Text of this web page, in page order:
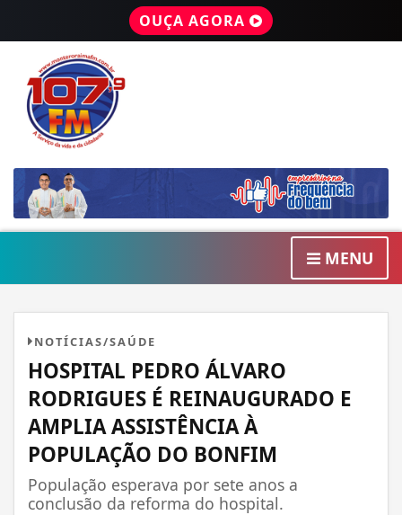
OUÇA AGORA
MENU
NOTÍCIAS/SAÚDE
HOSPITAL PEDRO ÁLVARO
RODRIGUES É REINAUGURADO E
AMPLIA ASSISTÊNCIA À
POPULAÇÃO DO BONFIM
População esperava por sete anos a
conclusão da reforma do hospital.